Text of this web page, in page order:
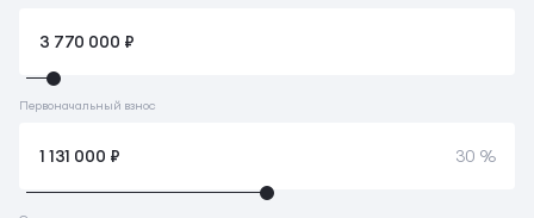
Первоначальный взнос
30 %